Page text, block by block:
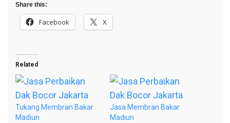
Share this:
Facebook X
Related
Tukang Membran Bakar
Madiun
Jasa Membran Bakar
Madiun